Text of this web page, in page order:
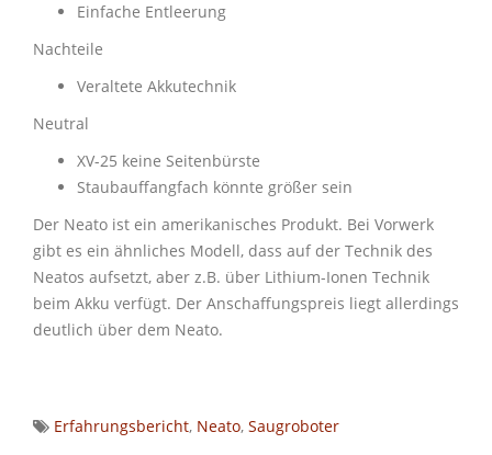
Einfache Entleerung
Nachteile
Veraltete Akkutechnik
Neutral
XV-25 keine Seitenbürste
Staubauffangfach könnte größer sein
Der Neato ist ein amerikanisches Produkt. Bei Vorwerk
gibt es ein ähnliches Modell, dass auf der Technik des
Neatos aufsetzt, aber z.B. über Lithium-Ionen Technik
beim Akku verfügt. Der Anschaffungspreis liegt allerdings
deutlich über dem Neato.
Erfahrungsbericht, Neato, Saugroboter